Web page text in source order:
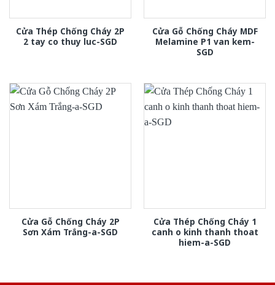
Cửa Thép Chống Cháy 2P
2 tay co thuy luc-SGD
Cửa Gỗ Chống Cháy MDF
Melamine P1 van kem-
SGD
Cửa Gỗ Chống Cháy 2P
Sơn Xám Trắng-a-SGD
Cửa Thép Chống Cháy 1
canh o kinh thanh thoat
hiem-a-SGD